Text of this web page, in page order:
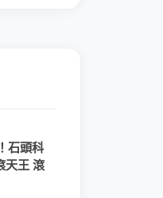
石頭科
天王 滾